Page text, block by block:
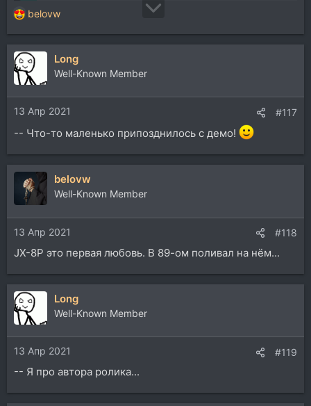
Р
е
а
к
ц
и
и
:
belovw
Long
Well-Known Member
13 Апр 2021 #117
-- Что-то маленько припозднилось с демо!
belovw
Well-Known Member
13 Апр 2021 #118
JX-8P это первая любовь. В 89-ом поливал на нём...
Long
Well-Known Member
13 Апр 2021 #119
-- Я про автора ролика...